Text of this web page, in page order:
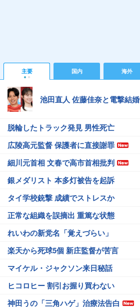
主要 国内 海外
池田直人 佐藤佳奈と電撃結婚
脱輪したトラック発見 男性死亡
広陵高元監督 保護者に直接謝罪
細川元首相 文春で高市首相批判
銀メダリスト 本多灯被告を起訴
タイ学校銃撃 成績でストレスか
正常な組織を誤摘出 重篤な状態
れいわの新党名「覚えづらい」
楽天から死球5個 新庄監督が苦言
マイケル・ジャクソン来日秘話
ヒコロヒー 割引お握り買わない
神田うの「三角ハゲ」治療法告白